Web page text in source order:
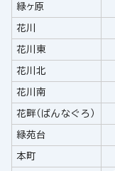
緑ヶ原
花川
花川東
花川北
花川南
花畔（ばんなぐろ）
緑苑台
本町